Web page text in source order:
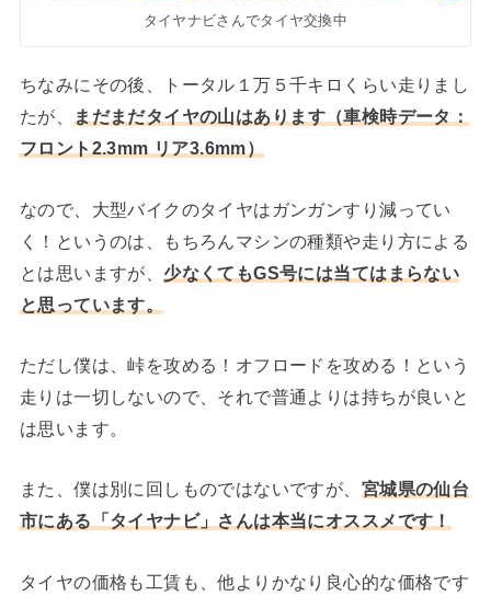
タイヤナビさんでタイヤ交換中
ちなみにその後、トータル１万５千キロくらい走りまし
たが、
まだまだタイヤの山はあります（車検時データ：
フロント2.3mm リア3.6mm）
なので、大型バイクのタイヤはガンガンすり減ってい
く！というのは、もちろんマシンの種類や走り方による
とは思いますが、 少なくてもGS号には当てはまらない
と思っています。
ただし僕は、峠を攻める！オフロードを攻める！という
走りは一切しないので、それで普通よりは持ちが良いと
は思います。
また、僕は別に回しものではないですが、 宮城県の仙台
市にある「タイヤナビ」さんは本当にオススメです！
タイヤの価格も工賃も、他よりかなり良心的な価格です